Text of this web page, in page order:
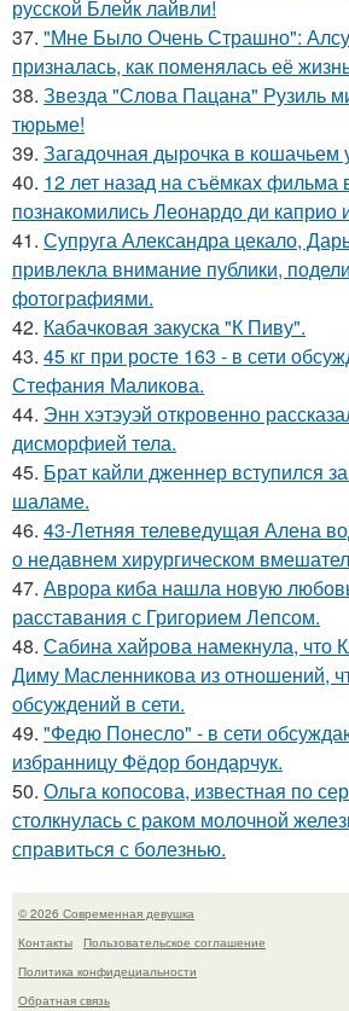
русской Блейк лайвли!
37. "Мне Было Очень Страшно":
призналась, как поменялась её
38. Звезда "Слова Пацана" Рузиль
тюрьме!
39. Загадочная дырочка в кошачьем
40. 12 лет назад на съёмках фильма
познакомились Леонардо ди каприо
41. Супруга Александра цекало,
привлекла внимание публики,
фотографиями.
42. Кабачковая закуска "К Пиву".
43. 45 кг при росте 163 - в сети
Стефания Маликова.
44. Энн хэтэуэй откровенно
дисморфией тела.
45. Брат кайли дженнер вступился
шаламе.
46. 43-Летняя телеведущая Алена
о недавнем хирургическом
47. Аврора киба нашла новую
расставания с Григорием Лепсом.
48. Сабина хайрова намекнула, что
Диму Масленникова из отношений,
обсуждений в сети.
49. "Федю Понесло" - в сети
избранницу Фёдор бондарчук.
50. Ольга копосова, известная по
столкнулась с раком молочной
справиться с болезнью.
© 2026 Современная девушка
Контакты
Пользовательское соглашение
Политика конфидециальности
Обратная связь